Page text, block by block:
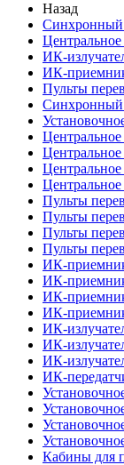
Назад
Синхронный
ИК-
ИК-
Пульты
Синхронный
Пульты
Пульты
Пульты
Пульты
ИК-
ИК-
ИК-
ИК-
ИК-
ИК-
ИК-
ИК-
Кабины для